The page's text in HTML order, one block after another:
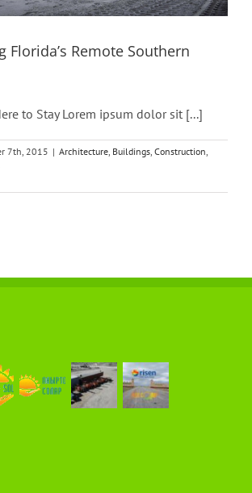
Florida’s Remote Southern
to Stay Lorem ipsum dolor sit [...]
7th, 2015 | Architecture Buildings Construction